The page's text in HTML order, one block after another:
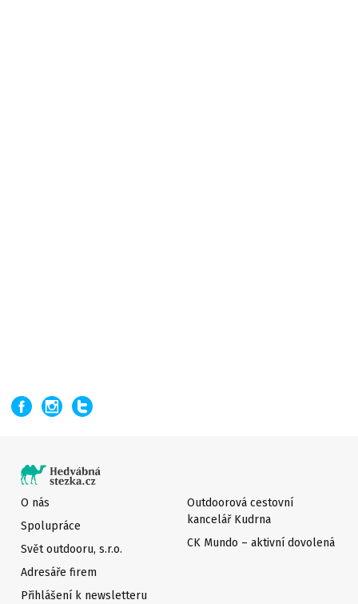
O nás
Spolupráce
Svět outdooru, s.r.o.
Adresáře firem
Přihlášení k newsletteru
Outdoorová cestovní
kancelář Kudrna
CK Mundo – aktivní dovolená